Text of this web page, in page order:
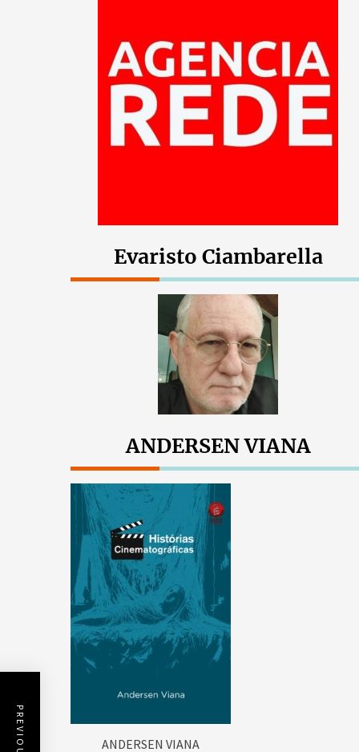
Evaristo Ciambarella
ANDERSEN VIANA
ANDERSEN VIANA